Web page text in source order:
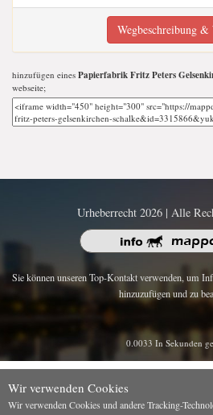
Wegbeschreibung
hinzufügen eines Papierfabrik Fritz Peters
webseite;
Urheberrecht 2026 | Alle
Sie können unseren Top-Kontakt verwenden, um
hinzuzufügen und zu
0.0033 In Sekunden
Wir verwenden Cookies
Wir verwenden Cookies und andere Tracking-